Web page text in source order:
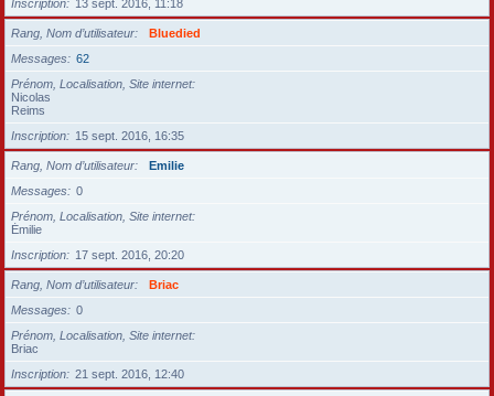
Inscription
13 sept. 2016, 11:18
Rang, Nom d’utilisateur
Bluedied
Messages
62
Prénom, Localisation, Site internet
Nicolas
Reims
Inscription
15 sept. 2016, 16:35
Rang, Nom d’utilisateur
Emilie
Messages
0
Prénom, Localisation, Site internet
Émilie
Inscription
17 sept. 2016, 20:20
Rang, Nom d’utilisateur
Briac
Messages
0
Prénom, Localisation, Site internet
Briac
Inscription
21 sept. 2016, 12:40